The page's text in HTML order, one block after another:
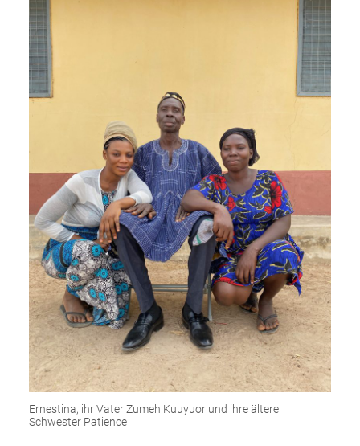
Ernestina, ihr Vater Zumeh Kuuyuor und ihre ältere
Schwester Patience